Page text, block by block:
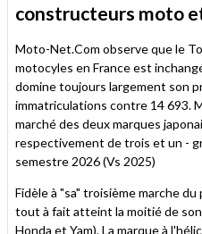
constructeurs moto
Moto-Net.Com observe que le
motocyles en France est
domine toujours largement son
immatriculations contre 14 693.
marché des deux marques
respectivement de trois et un -
semestre 2026 (Vs 2025)
Fidèle à "sa" troisième marche du
tout à fait atteint la moitié de
Honda et Yam). La marque à